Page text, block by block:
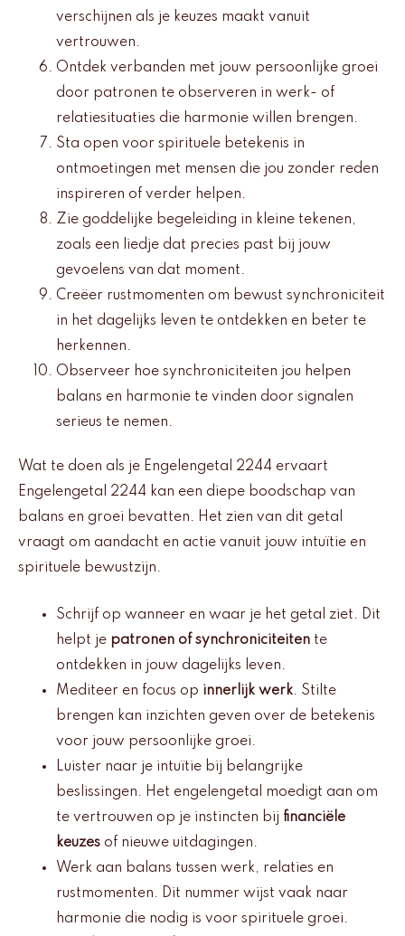
verschijnen als je keuzes maakt vanuit
vertrouwen.
Ontdek verbanden met jouw persoonlijke groei
door patronen te observeren in werk- of
relatiesituaties die harmonie willen brengen.
Sta open voor spirituele betekenis in
ontmoetingen met mensen die jou zonder reden
inspireren of verder helpen.
Zie goddelijke begeleiding in kleine tekenen,
zoals een liedje dat precies past bij jouw
gevoelens van dat moment.
Creëer rustmomenten om bewust synchroniciteit
in het dagelijks leven te ontdekken en beter te
herkennen.
Observeer hoe synchroniciteiten jou helpen
balans en harmonie te vinden door signalen
serieus te nemen.
Wat te doen als je Engelengetal 2244 ervaart
Engelengetal 2244 kan een diepe boodschap van
balans en groei bevatten. Het zien van dit getal
vraagt om aandacht en actie vanuit jouw intuïtie en
spirituele bewustzijn.
Schrijf op wanneer en waar je het getal ziet. Dit
helpt je patronen of synchroniciteiten te
ontdekken in jouw dagelijks leven.
Mediteer en focus op innerlijk werk. Stilte
brengen kan inzichten geven over de betekenis
voor jouw persoonlijke groei.
Luister naar je intuïtie bij belangrijke
beslissingen. Het engelengetal moedigt aan om
te vertrouwen op je instincten bij financiële
keuzes of nieuwe uitdagingen.
Werk aan balans tussen werk, relaties en
rustmomenten. Dit nummer wijst vaak naar
harmonie die nodig is voor spirituele groei.